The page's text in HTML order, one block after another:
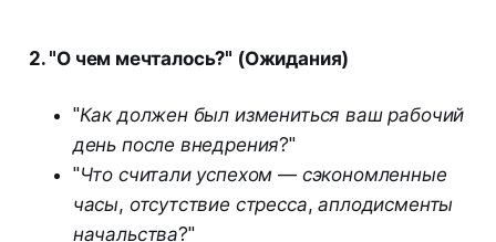
2. "О чем мечталось?" (Ожидания)
"Как должен был измениться ваш рабочий
день после внедрения?"
"Что считали успехом — сэкономленные
часы, отсутствие стресса, аплодисменты
начальства?"